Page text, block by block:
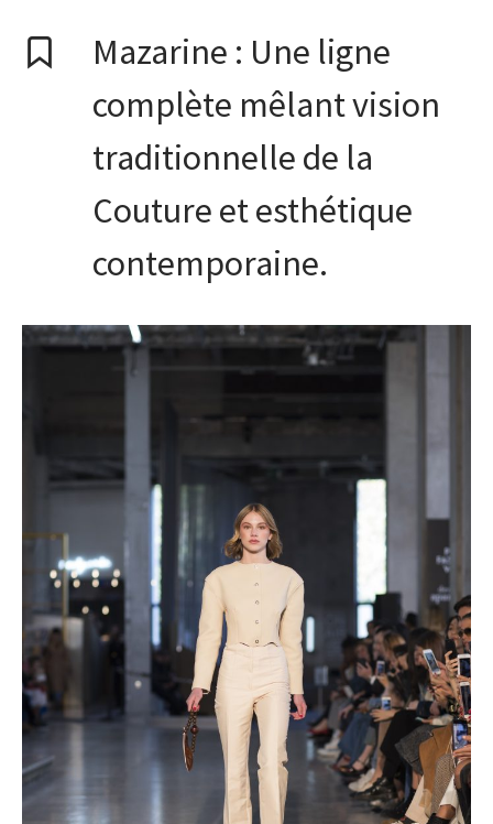
Mazarine : Une ligne
complète mêlant vision
traditionnelle de la
Couture et esthétique
contemporaine.